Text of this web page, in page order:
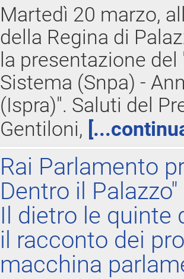
Martedì 20 marzo,
della Regina di
la presentazione
Sistema (Snpa) -
(Ispra)". Saluti del
Gentiloni,
Rai Parlamento
Dentro il Palazzo"
Il dietro le quinte
il racconto dei
macchina